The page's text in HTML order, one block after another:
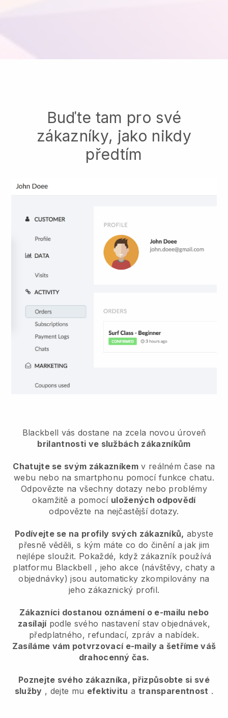
Buďte tam pro své
zákazníky, jako nikdy
předtím
Blackbell vás dostane na zcela novou úroveň
brilantnosti ve službách zákazníkům
Chatujte se svým zákazníkemv reálném čase na
webu nebo na smartphonu pomocí funkce chatu.
Odpovězte na všechny dotazy nebo problémy
okamžitě a pomocí uložených odpovědí
odpovězte na nejčastější dotazy.
Podívejte se na profily svých zákazníků, abyste
přesně věděli, s kým máte co do činění a jak jim
nejlépe sloužit. Pokaždé, když zákazník používá
platformu Blackbell , jeho akce (návštěvy, chaty a
objednávky) jsou automaticky zkompilovány na
jeho zákaznický profil.
Zákazníci dostanou oznámení o e-mailu nebo
zasílajípodle svého nastavení stav objednávek,
předplatného, refundací, zpráv a nabídek.
Zasíláme vám potvrzovací e-maily a šetříme váš
drahocenný čas.
Poznejte svého zákazníka, přizpůsobte si své
služby , dejte mu efektivitu a transparentnost .